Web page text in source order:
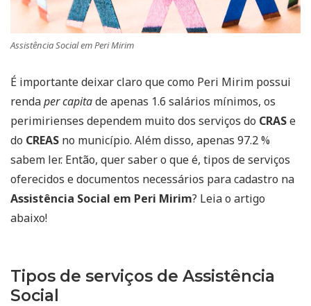
Assistência Social em Peri Mirim
É importante deixar claro que como Peri Mirim possui
rendaper capitade apenas 1.6 salários mínimos, os
perimirienses dependem muito dos serviços do CRASe
do CREAS no município. Além disso, apenas 97.2 %
sabem ler. Então, quer saber o que é, tipos de serviços
oferecidos e documentos necessários para cadastro na
Assistência Social em Peri Mirim? Leia o artigo
abaixo!
Tipos de serviços de Assistência
Social